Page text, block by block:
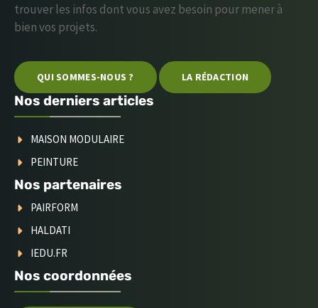
trouver les infos dont vous avez besoin pour mener à
bien vos projets.
QUI SOMMES-NOUS ? LA RÉDACTION
Nos derniers articles
MAISON MODULAIRE
PEINTURE
Nos partenaires
PAIRFORM
HALDATI
IEDU.FR
Nos coordonnées